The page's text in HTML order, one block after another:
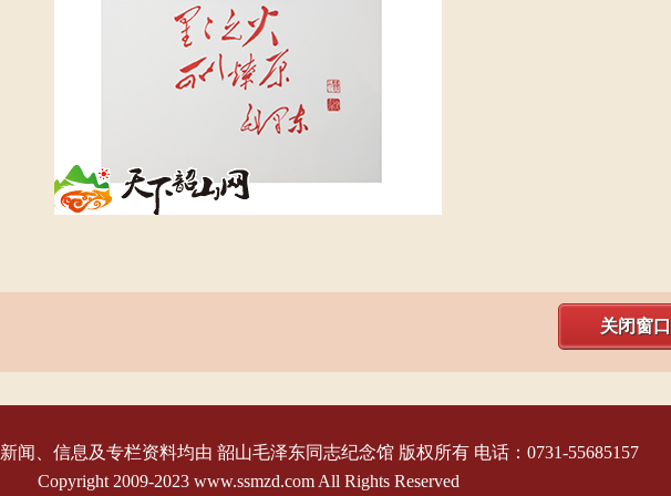
关闭窗口
闻、信息及专栏资料均由 韶山毛泽东同志纪念馆 版权所有 电话：0731-55685157
Copyright 2009-2023 www.ssmzd.com All Rights Reserved